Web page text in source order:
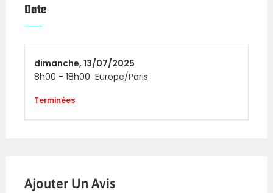
Date
dimanche, 13/07/2025
8h00 - 18h00 Europe/Paris
Terminées
Ajouter Un Avis